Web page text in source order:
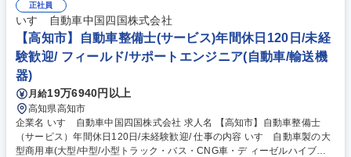
ご案内、車両の説明 ◇見積もりの作成 ◇自動車保険や各種付帯商品のご
提案 ◇成約後の書類手続き、納車対応 ◇既存顧客へのフォロー連絡・代
替提案 募集職種 【高松市/営業/年休120日以上】輸入車正規ディーラー/上
場企業/業界未経験歓迎
正社員
いすゞ自動車中国四国株式会社
【高知市】自動車整備士(サービス)年間休日120日/未経
験歓迎/ フィールド/サポートエンジニア(自動車/輸送機
器)
月給19万6940円以上
高知県高知市
企業名 いすゞ自動車中国四国株式会社 求人名 【高知市】自動車整備士
（サービス）年間休日120日/未経験歓迎/ 仕事の内容 いすゞ自動車製の大
型商用車(大型/中型/小型トラック・バス・CNG車・デ ィーゼルハイブリ